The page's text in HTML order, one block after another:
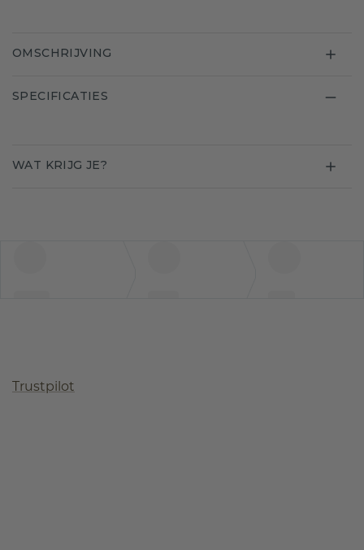
OMSCHRIJVING
SPECIFICATIES
WAT KRIJG JE?
Trustpilot